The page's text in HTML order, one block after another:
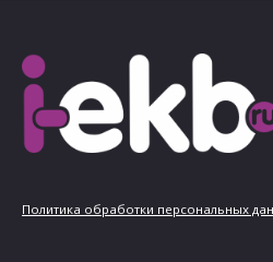
Политика обработки персональных